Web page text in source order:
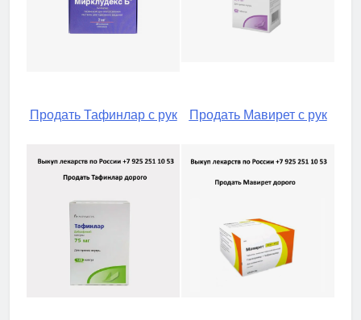
Продать Тафинлар с рук Продать Мавирет с рук